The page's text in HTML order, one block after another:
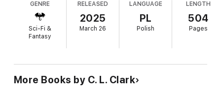
się po szczeblach hierarchii, była zdolna do największych
poświęceń. W końcu jej wysiłki zostały nagrodzone: wkroczyła
w krainę śmierci, gdzie w wizji ujrzała siebie na tronie
olbrzymiego imperium Noxian.
Jednak zanim stanie na jego czele, musi objąć przywództwo
który zna krwawe grzechy z jej przeszłości i wie, że nie może
GENRE
Sci-Fi &
Fantasy
RELEASED
2025
March 26
LANGUAGE
PL
Polish
LENGTH
504
Pages
More Books by C. L. Clark